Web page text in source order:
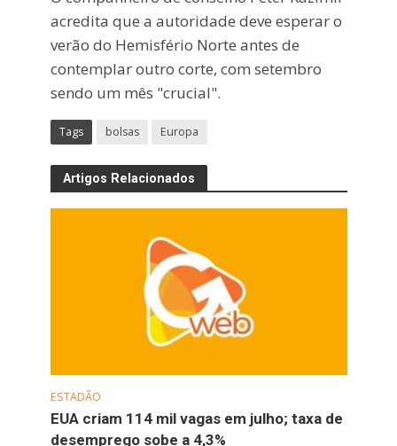
acredita que a autoridade deve esperar o
verão do Hemisfério Norte antes de
contemplar outro corte, com setembro
sendo um mês "crucial".
Tags bolsas Europa
Artigos Relacionados
ESTADÃO
EUA criam 114 mil vagas em julho; taxa de
desemprego sobe a 4,3%